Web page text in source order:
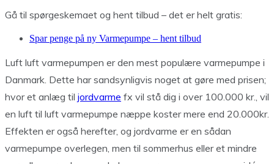
Gå til spørgeskemaet og hent tilbud – det er helt gratis:
Spar penge på ny Varmepumpe – hent tilbud
Luft luft varmepumpen er den mest populære varmepumpe i
Danmark. Dette har sandsynligvis noget at gøre med prisen;
hvor et anlæg til jordvarme fx vil stå dig i over 100.000 kr., vil
en luft til luft varmepumpe næppe koster mere end 20.000kr.
Effekten er også herefter, og jordvarme er en sådan
varmepumpe overlegen, men til sommerhus eller et mindre